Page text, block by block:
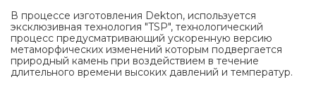
В процессе изготовления Dekton, используется
эксклюзивная технология "TSP", технологический
процесс предусматривающий ускоренную версию
метаморфических изменений которым подвергается
природный камень при воздействием в течение
длительного времени высоких давлений и температур.